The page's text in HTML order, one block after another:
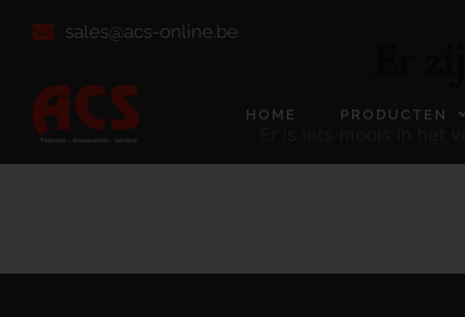
sales@acs-online.be
HOME PRODUCTEN